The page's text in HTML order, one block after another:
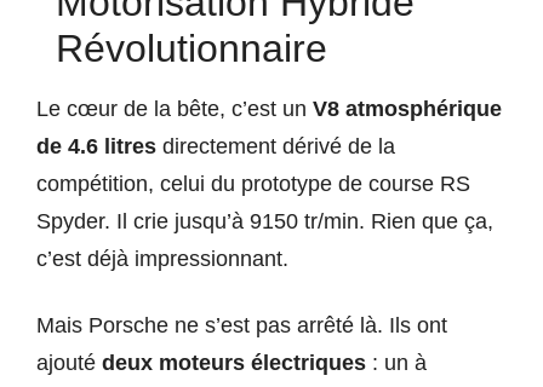
Révolutionnaire
Le cœur de la bête, c’est un V8 atmosphérique
de 4.6 litres directement dérivé de la
compétition, celui du prototype de course RS
Spyder. Il crie jusqu’à 9150 tr/min. Rien que ça,
c’est déjà impressionnant.
Mais Porsche ne s’est pas arrêté là. Ils ont
ajouté deux moteurs électriques : un à